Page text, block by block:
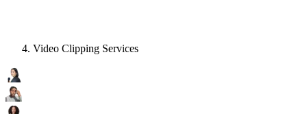
Video Clipping Services